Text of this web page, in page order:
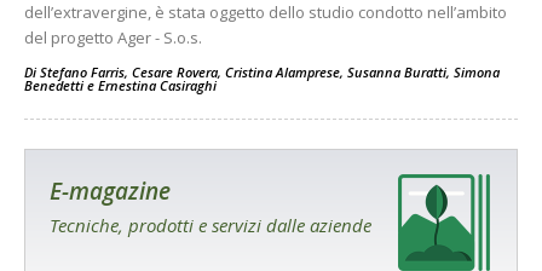
dell’extravergine, è stata oggetto dello studio condotto nell’ambito
del progetto Ager - S.o.s.
Di Stefano Farris, Cesare Rovera, Cristina Alamprese, Susanna Buratti, Simona
Benedetti e Ernestina Casiraghi
E-magazine
Tecniche, prodotti e servizi dalle aziende